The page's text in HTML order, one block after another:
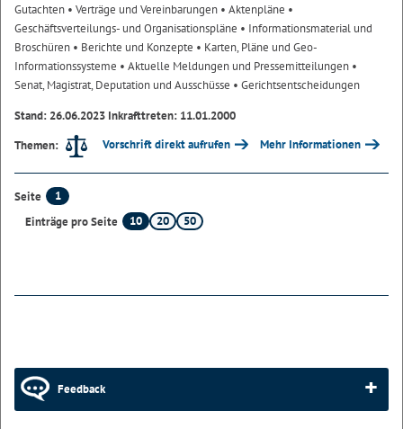
Gutachten • Verträge und Vereinbarungen • Aktenpläne •
Geschäftsverteilungs- und Organisationspläne • Informationsmaterial und
Broschüren • Berichte und Konzepte • Karten, Pläne und Geo-
Informationssysteme • Aktuelle Meldungen und Pressemitteilungen •
Senat, Magistrat, Deputation und Ausschüsse • Gerichtsentscheidungen
Stand: 26.06.2023 Inkrafttreten: 11.01.2000
Themen:
Vorschrift direkt aufrufen Mehr Informationen
Seite
1
Einträge pro Seite
10 20 50
Feedback